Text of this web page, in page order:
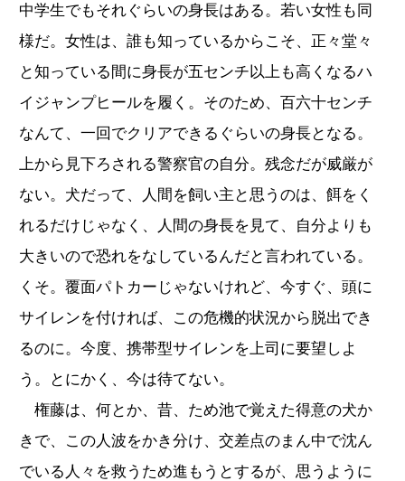
中学生でもそれぐらいの身長はある。若い女性も同
様だ。女性は、誰も知っているからこそ、正々堂々
と知っている間に身長が五センチ以上も高くなるハ
イジャンプヒールを履く。そのため、百六十センチ
なんて、一回でクリアできるぐらいの身長となる。
上から見下ろされる警察官の自分。残念だが威厳が
ない。犬だって、人間を飼い主と思うのは、餌をく
れるだけじゃなく、人間の身長を見て、自分よりも
大きいので恐れをなしているんだと言われている。
くそ。覆面パトカーじゃないけれど、今すぐ、頭に
サイレンを付ければ、この危機的状況から脱出でき
るのに。今度、携帯型サイレンを上司に要望しよ
う。とにかく、今は待てない。
権藤は、何とか、昔、ため池で覚えた得意の犬か
きで、この人波をかき分け、交差点のまん中で沈ん
でいる人々を救うため進もうとするが、思うように